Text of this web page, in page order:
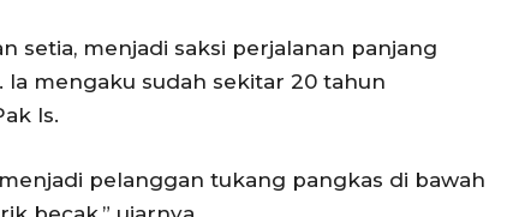
setia, menjadi saksi perjalanan panjang
mengaku sudah sekitar 20 tahun
Is.
pelanggan tukang pangkas di bawah